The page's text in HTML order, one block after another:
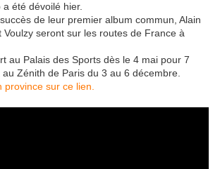
été dévoilé hier.
de leur premier album commun, Alain
Voulzy seront sur les routes de France à
au Palais des Sports dès le 4 mai pour 7
Zénith de Paris du 3 au 6 décembre.
sur ce lien.